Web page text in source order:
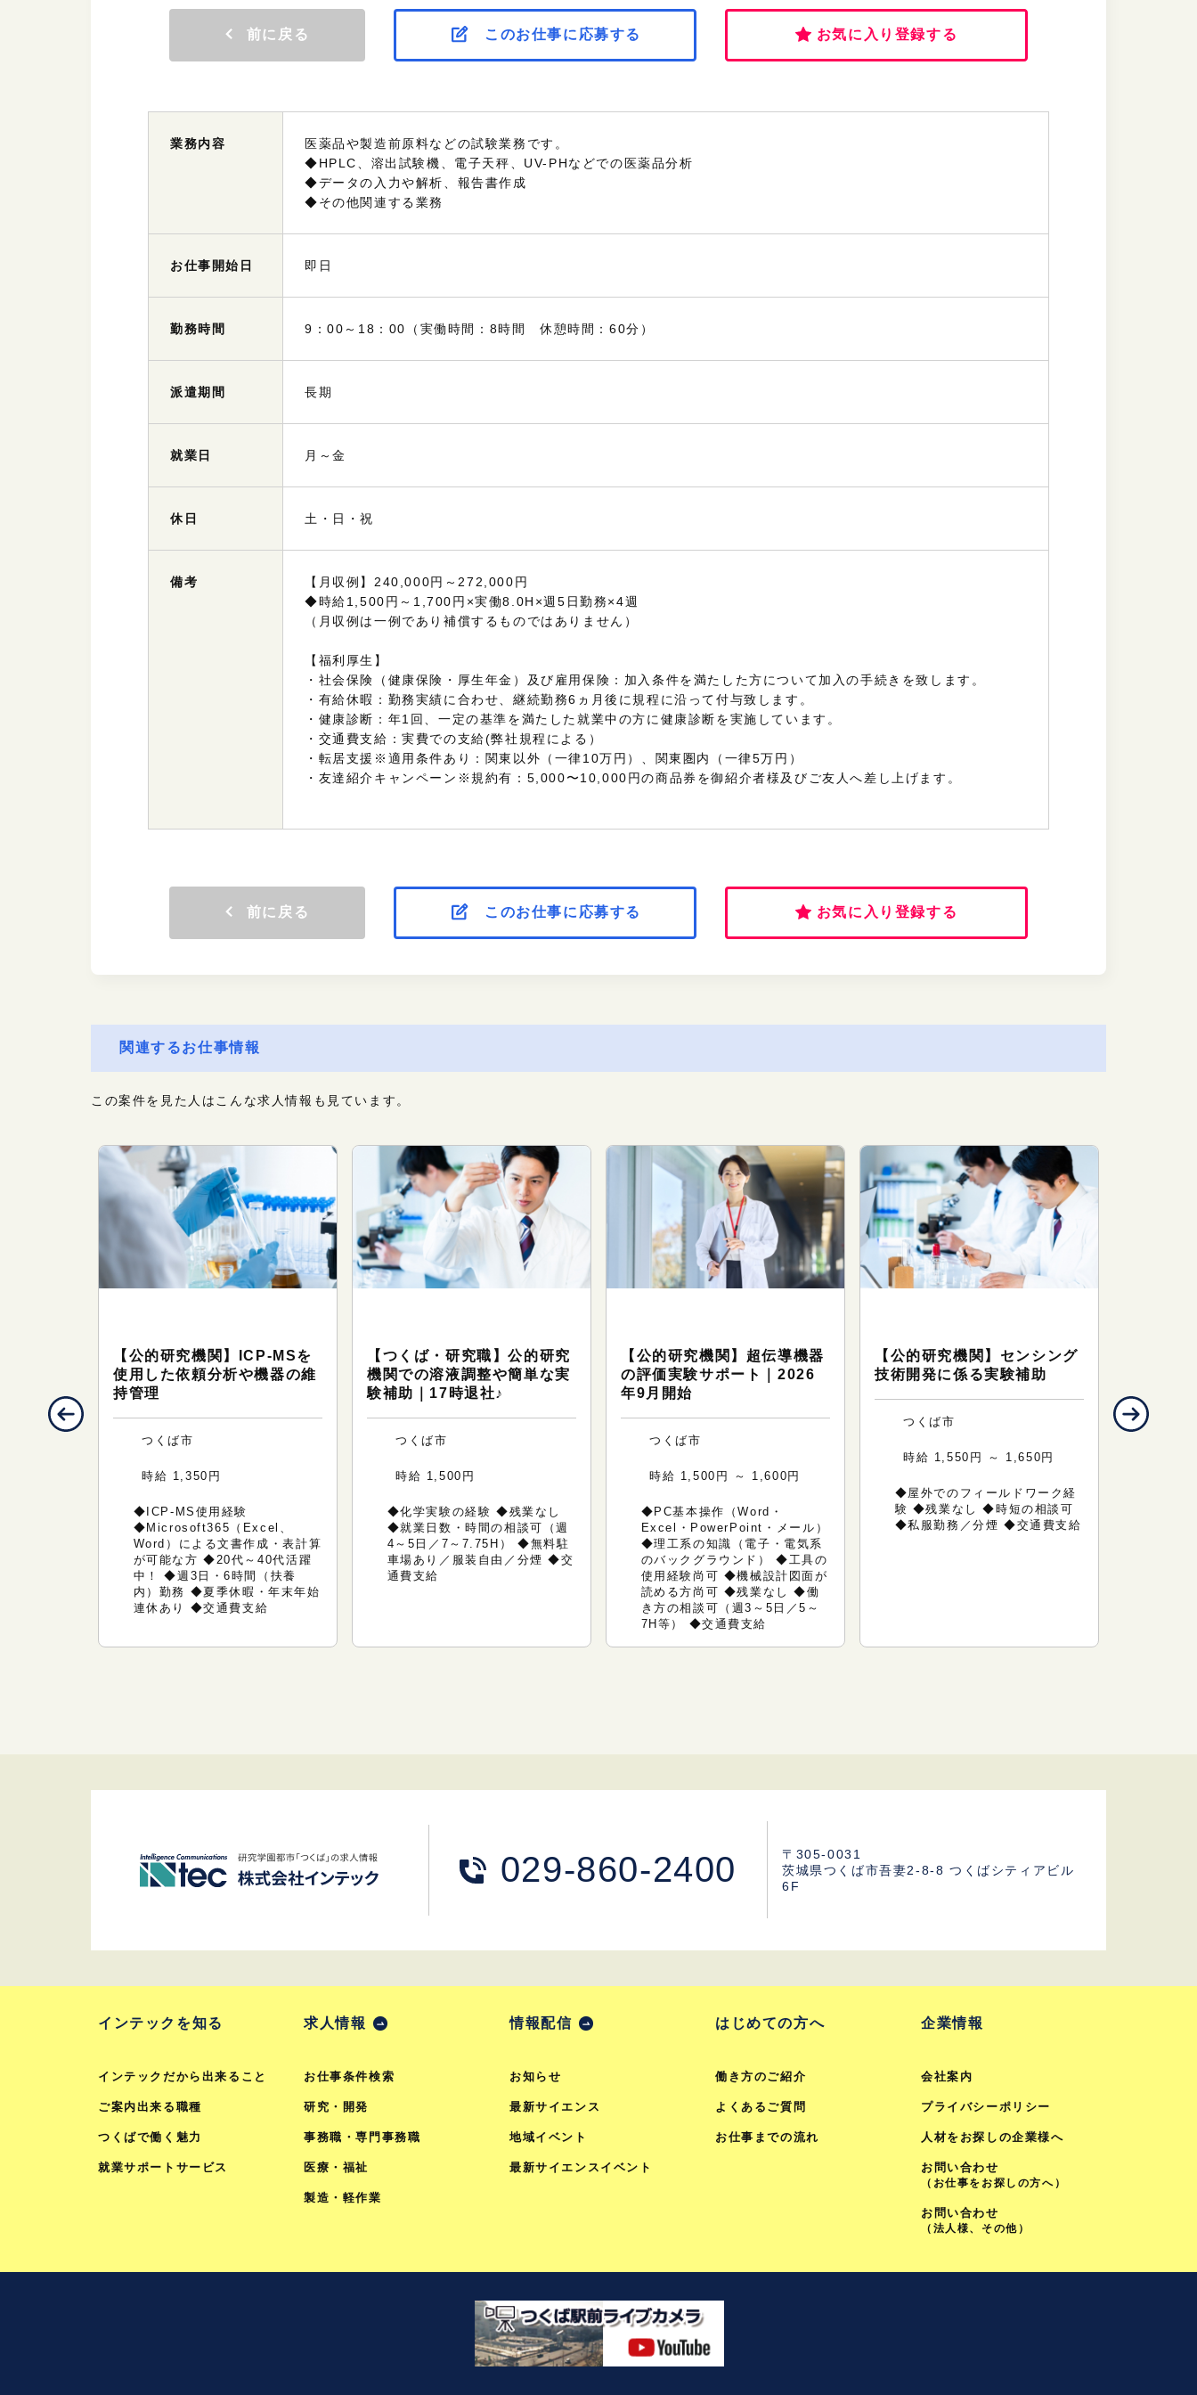
前に戻る このお仕事に応募する お気に入り登録する
業務内容
医薬品や製造前原料などの試験業務です。
◆HPLC、溶出試験機、電子天秤、UV-PHなどでの医薬品分析
◆データの入力や解析、報告書作成
◆その他関連する業務
お仕事 開始日 即日
勤務時間 9：00～18：00（実働時間：8時間 休憩時間：60分）
派遣期間 長期
就業日 月～金
休日 土・日・祝
備考
【月収例】240,000円～272,000円
◆時給1,500円～1,700円×実働8.0H×週5日勤務×4週
（月収例は一例であり補償するものではありません）
【福利厚生】
・社会保険（健康保険・厚生年金）及び雇用保険：加入条件を満たした方について加入の手続きを致します。
・有給休暇：勤務実績に合わせ、継続勤務6ヵ月後に規程に沿って付与致します。
・健康診断：年1回、一定の基準を満たした就業中の方に健康診断を実施しています。
・交通費支給：実費での支給(弊社規程による）
・転居支援※適用条件あり：関東以外（一律10万円）、関東圏内（一律5万円）
・友達紹介キャンペーン※規約有：5,000〜10,000円の商品券を御紹介者様及びご友人へ差し上げます。
前に戻る このお仕事に応募する お気に入り登録する
関連するお仕事情報
この案件を見た人はこんな求人情報も見ています。
【公的研究機関】ICP-MSを
使用した依頼分析や機器の維
持管理
つくば市
時給 1,350円
◆ICP-MS使用経験
◆Microsoft365（Excel、
Word）による文書作成・表計算
が可能な方 ◆20代～40代活躍
中！ ◆週3日・6時間（扶養
内）勤務 ◆夏季休暇・年末年始
連休あり ◆交通費支給
【つくば・研究職】公的研究
機関での溶液調整や簡単な実
験補助｜17時退社♪
つくば市
時給 1,500円
◆化学実験の経験 ◆残業なし
◆就業日数・時間の相談可（週
4～5日／7～7.75H） ◆無料駐
車場あり／服装自由／分煙 ◆交
通費支給
【公的研究機関】超伝導機器
の評価実験サポート｜2026
年9月開始
つくば市
時給 1,500円 ～ 1,600円
◆PC基本操作（Word・
Excel・PowerPoint・メール）
◆理工系の知識（電子・電気系
のバックグラウンド） ◆工具の
使用経験尚可 ◆機械設計図面が
読める方尚可 ◆残業なし ◆働
き方の相談可（週3～5日／5～
7H等） ◆交通費支給
【公的研究機関】センシング
技術開発に係る実験補助
つくば市
時給 1,550円 ～ 1,650円
◆屋外でのフィールドワーク経
験 ◆残業なし ◆時短の相談可
◆私服勤務／分煙 ◆交通費支給
029-860-2400
〒305-0031
茨城県つくば市吾妻2-8-8 つくばシティアビル
6F
インテックを知る
インテックだから出来ること
ご案内出来る職種
つくばで働く魅力
就業サポートサービス
求人情報
お仕事条件検索
研究・開発
事務職・専門事務職
医療・福祉
製造・軽作業
情報配信
お知らせ
最新サイエンス
地域イベント
最新サイエンスイベント
はじめての方へ
働き方のご紹介
よくあるご質問
お仕事までの流れ
企業情報
会社案内
プライバシーポリシー
人材をお探しの企業様へ
お問い合わせ
（お仕事をお探しの方へ）
お問い合わせ
（法人様、その他）